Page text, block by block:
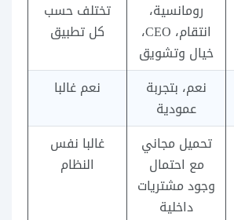
رومانسية،
انتقام، CEO،
خيال وتشويق
تختلف حسب
كل تطبيق
نعم، بتجربة
عمودية
نعم غالبا
تحميل مجاني
مع احتمال
وجود مشتريات
داخلية
غالبا نفس
النظام